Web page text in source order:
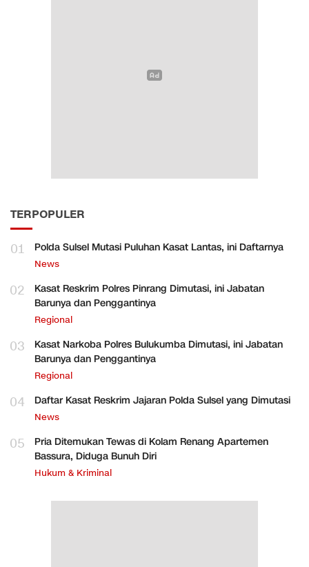
TERPOPULER
01 Polda Sulsel Mutasi Puluhan Kasat Lantas, ini Daftarnya
News
02
Kasat Reskrim Polres Pinrang Dimutasi, ini Jabatan
Barunya dan Penggantinya
Regional
03
Kasat Narkoba Polres Bulukumba Dimutasi, ini Jabatan
Barunya dan Penggantinya
Regional
04 Daftar Kasat Reskrim Jajaran Polda Sulsel yang Dimutasi
News
05
Pria Ditemukan Tewas di Kolam Renang Apartemen
Bassura, Diduga Bunuh Diri
Hukum & Kriminal